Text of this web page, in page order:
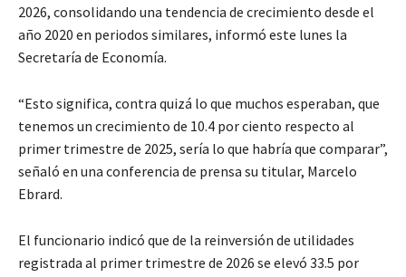
2026, consolidando una tendencia de crecimiento desde el
año 2020 en periodos similares, informó este lunes la
Secretaría de Economía.
“Esto significa, contra quizá lo que muchos esperaban, que
tenemos un crecimiento de 10.4 por ciento respecto al
primer trimestre de 2025, sería lo que habría que comparar”,
señaló en una conferencia de prensa su titular, Marcelo
Ebrard.
El funcionario indicó que de la reinversión de utilidades
registrada al primer trimestre de 2026 se elevó 33.5 por